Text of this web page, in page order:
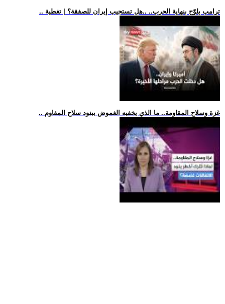
.. ترامب يلوّح بنهاية الحرب.. ..هل تستجيب إيران للصفقة؟ | تغطية
.. غزة وسلاح المقاومة.. ما الذي يخفيه الغموض ببنود سلاح المقاوم